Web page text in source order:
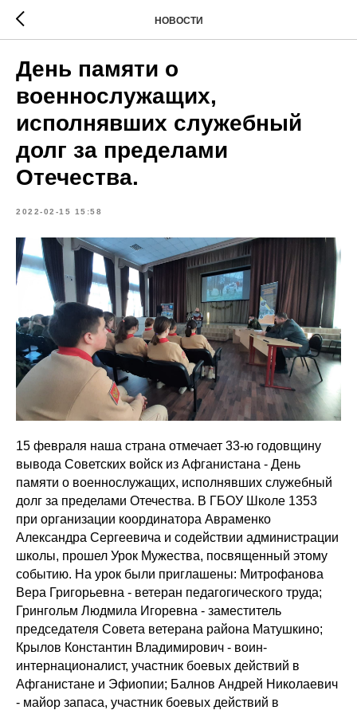
НОВОСТИ
День памяти о
военнослужащих,
исполнявших служебный
долг за пределами
Отечества.
2022-02-15 15:58
15 февраля наша страна отмечает 33-ю годовщину
вывода Советских войск из Афганистана - День
памяти о военнослужащих, исполнявших служебный
долг за пределами Отечества. В ГБОУ Школе 1353
при организации координатора Авраменко
Александра Сергеевича и содействии администрации
школы, прошел Урок Мужества, посвященный этому
событию. На урок были приглашены: Митрофанова
Вера Григорьевна - ветеран педагогического труда;
Грингольм Людмила Игоревна - заместитель
председателя Совета ветерана района Матушкино;
Крылов Константин Владимирович - воин-
интернационалист, участник боевых действий в
Афганистане и Эфиопии; Балнов Андрей Николаевич
- майор запаса, участник боевых действий в